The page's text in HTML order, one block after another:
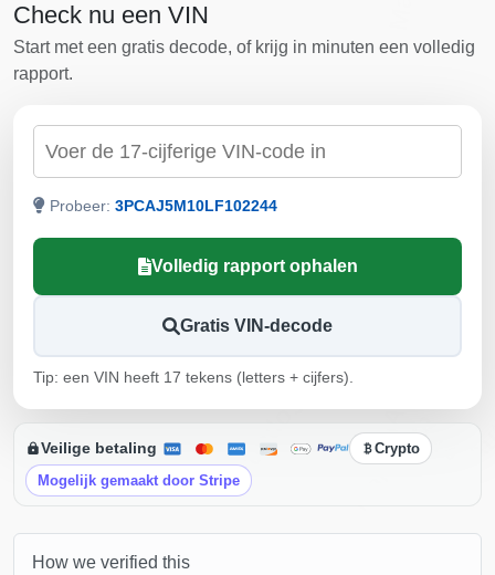
Autocheck
Copart
Autocheck
Autocheck
Copart
Autocheck
Manheim
IAAI
IAAI
Check nu een VIN
Start met een gratis decode, of krijg in minuten een volledig
rapport.
Probeer: 3PCAJ5M10LF102244
Volledig rapport ophalen
Gratis VIN-decode
Tip: een VIN heeft 17 tekens (letters + cijfers).
Veilige betaling
Crypto
Mogelijk gemaakt door Stripe
How we verified this